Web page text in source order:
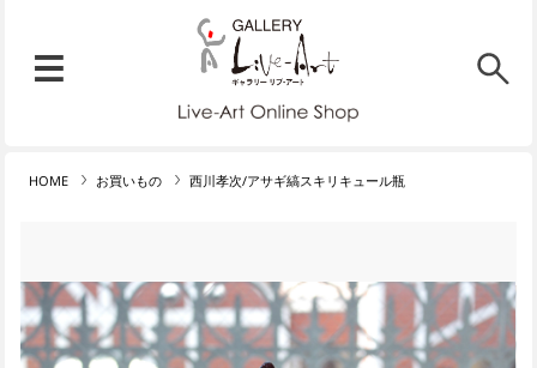
HOME お買いもの 西川孝次/アサギ縞スキリキュール瓶